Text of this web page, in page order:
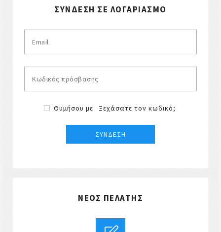
ΣΎΝΔΕΣΗ ΣΕ ΛΟΓΑΡΙΑΣΜΌ
Θυμήσου με Ξεχάσατε τον κωδικό;
ΝΈΟΣ ΠΕΛΆΤΗΣ